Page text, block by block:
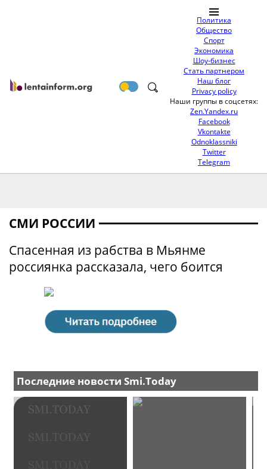
Политика
Общество
Спорт
Экономика
Шоу-бизнес
Стать партнером
Наш блог
Privacy policy
Наши группы в соцсетях:
Zen.Yandex.ru
Facebook
Vkontakte
Odnoklassniki
Twitter
Telegram
СМИ РОССИИ
Спасенная из рабства в Мьянме
россиянка рассказала, чего боится